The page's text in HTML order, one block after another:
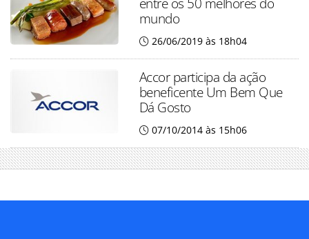
mundo
26/06/2019 às 18h04
Accor participa da ação
beneficente Um Bem Que
Dá Gosto
07/10/2014 às 15h06